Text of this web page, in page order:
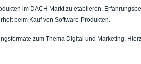
im DACH Markt zu etablieren.
beim Kauf von Software-Produkten.
zum Thema Digital und Marketing.